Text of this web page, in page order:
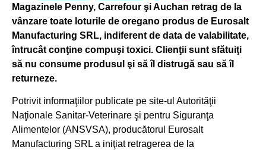
Magazinele Penny, Carrefour şi Auchan retrag de la
vânzare toate loturile de oregano produs de Eurosalt
Manufacturing SRL, indiferent de data de valabilitate,
întrucât conţine compuşi toxici. Clienţii sunt sfătuiţi
să nu consume produsul şi să îl distrugă sau să îl
returneze.
Potrivit informaţiilor publicate pe site-ul Autorităţii
Naţionale Sanitar-Veterinare şi pentru Siguranţa
Alimentelor (ANSVSA), producătorul Eurosalt
Manufacturing SRL a iniţiat retragerea de la